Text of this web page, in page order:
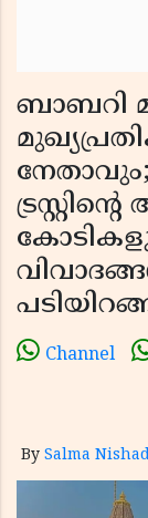
ബാബറി
നേതാവും;
Channel
By Salma